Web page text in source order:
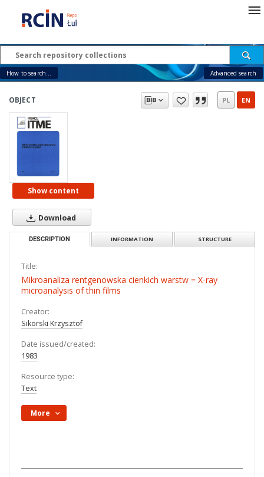
How to search... Advanced search
OBJECT PL EN
Show content
Download
DESCRIPTION INFORMATION STRUCTURE
Title:
Mikroanaliza rentgenowska cienkich warstw = X-ray
microanalysis of thin films
Creator:
Sikorski Krzysztof
Date issued/created:
1983
Resource type:
Text
More